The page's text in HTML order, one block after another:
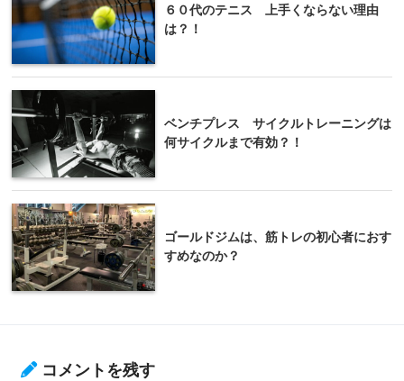
６０代のテニス 上手くならない理由
は？！
ベンチプレス サイクルトレーニングは
何サイクルまで有効？！
ゴールドジムは、筋トレの初心者におす
すめなのか？
コメントを残す